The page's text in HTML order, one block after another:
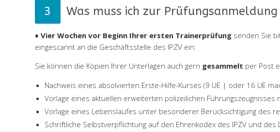
Was muss ich zur Prüfungsanmeldung
♦ Vier Wochen vor Beginn Ihrer ersten Trainerprüfung senden Sie
eingescannt an die Geschäftsstelle des IPZV ein:
Sie können die Kopien Ihrer Unterlagen auch gern gesammelt per Post
Nachweis eines absolvierten Erste-Hilfe-Kurses (9 UE | oder 16 UE
Vorlage eines aktuellen erweiterten polizeilichen Führungszeugnisses
Vorlage eines Lebenslaufes unter besonderer Berücksichtigung des
Schriftliche Selbstverpflichtung auf den Ehrenkodex des IPZV und des